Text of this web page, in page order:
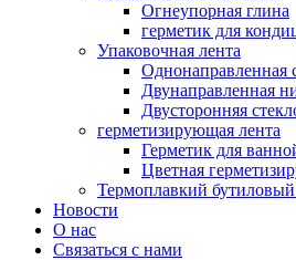
Огнеупорная глина
герметик для
Упаковочная лента
Однонаправленная
Двунаправленная
Двусторонняя
герметизирующая лента
Герметик для
Цветная
Термоплавкий
Новости
О нас
Связаться с нами